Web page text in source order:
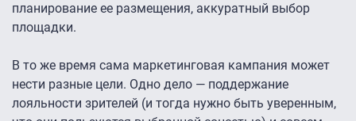
планирование ее размещения, аккуратный выбор
площадки.
В то же время сама маркетинговая кампания может
нести разные цели. Одно дело — поддержание
лояльности зрителей (и тогда нужно быть уверенным,